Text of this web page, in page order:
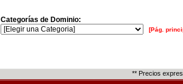
Categorías de Dominio:
[Pág.
** Precios